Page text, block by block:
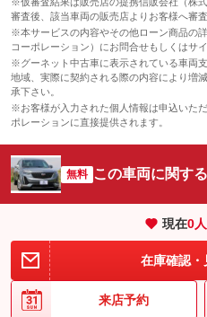
審査後、該当車両の販売店よりお客様へ審
※本サービスの内容やその他ローン商品の
コーポレーション）にお問合せもしくはサ
※グーネット中古車に表示されている車両
地域、実際に契約される際の内容により増
承下さい。
※お客様が入力された個人情報は申込いた
ポレーションに直接提供されます。
無料 この車両に関す
現在0人
在庫確認・
来店予約